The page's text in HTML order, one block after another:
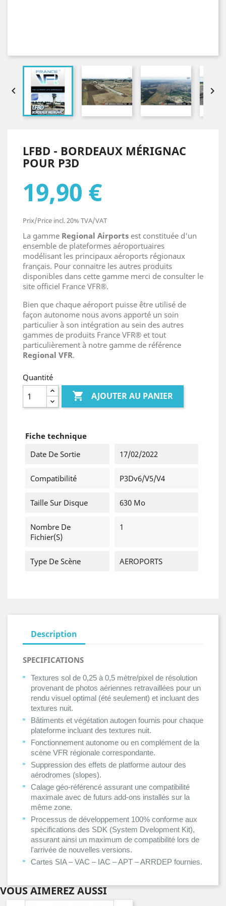
 
LFBD - BORDEAUX MÉRIGNAC
POUR P3D
19,90 €
Prix/Price incl. 20% TVA/VAT
La gamme Regional Airports est constituée d'un
ensemble de plateformes aéroportuaires
modélisant les principaux aéroports régionaux
français. Pour connaitre les autres produits
disponibles dans cette gamme merci de consulter le
site officiel France VFR®.
Bien que chaque aéroport puisse être utilisé de
façon autonome nous avons apporté un soin
particulier à son intégration au sein des autres
gammes de produits France VFR® et tout
particulièrement à notre gamme de référence
Regional VFR.
Quantité
 AJOUTER AU PANIER
Fiche technique
Date De Sortie
17/02/2022
Compatibilité P3Dv6/v5/v4
Taille Sur Disque 630 Mo
Nombre De
Fichier(s)
1
Type De Scène AEROPORTS
Description
SPECIFICATIONS
Textures sol de 0,25 à 0,5 mètre/pixel de résolution
provenant de photos aériennes retravaillées pour un
rendu visuel optimal (été seulement) et incluant des
textures nuit.
Bâtiments et végétation autogen fournis pour chaque
plateforme incluant des textures nuit.
Fonctionnement autonome ou en complément de la
scène VFR régionale correspondante.
Suppression des effets de platforme autour des
aérodromes (slopes).
Calage géo-référencé assurant une compatibilité
maximale avec de futurs add-ons installés sur la
même zone.
Processus de développement 100% conforme aux
spécifications des SDK (System Dvelopment Kit),
assurant ainsi un maximum de compatibilité lors de
l'arrivée de nouvelles versions.
Cartes SIA – VAC – IAC – APT – ARRDEP fournies.
VOUS AIMEREZ AUSSI